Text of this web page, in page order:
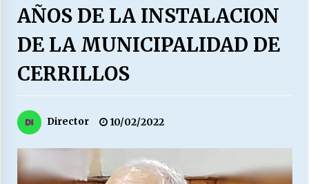
28/07/2026
“ORGULLOSOS DE SER DC” SALUDA EL
27/07/2026
LABORAL:
Escuela hospitalaria El Carmen de Maipu.
AÑOS DE LA INSTALACION
DE LA MUNICIPALIDAD DE
CERRILLOS
Director 10/02/2022